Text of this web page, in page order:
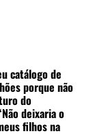
catálogo de
porque não
do
deixaria o
filhos na